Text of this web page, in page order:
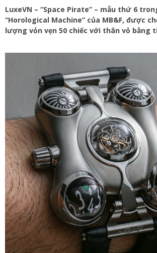
LuxeVN – “Space Pirate” – mẫu thứ 6
“Horological Machine” của MB&F, được
lượng vỏn vẹn 50 chiếc với thân vỏ bằng